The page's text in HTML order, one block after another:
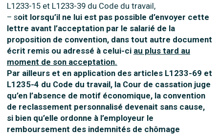
L1233-15 et L1233-39 du Code du travail,
– soit lorsqu’il ne lui est pas possible d’envoyer cette
lettre avant l’acceptation par le salarié de la
proposition de convention, dans tout autre document
écrit remis ou adressé à celui-ci au plus tard au
moment de son acceptation.
Par ailleurs et en application des articles L1233-69 et
L1235-4 du Code du travail, la Cour de cassation juge
qu’en l’absence de motif économique, la convention
de reclassement personnalisé devenait sans cause,
si bien qu’elle ordonne à l’employeur le
remboursement des indemnités de chômage